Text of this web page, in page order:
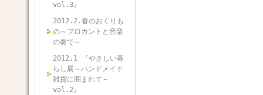
vol.3』
2012.2.春のおくりも
の～ブロカントと音楽
の奏で～
2012.1 『やさしい暮
らし展～ハンドメイド
雑貨に囲まれて～
vol.2』